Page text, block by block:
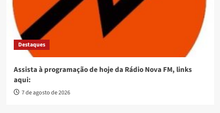
Destaques
Assista à programação de hoje da Rádio Nova FM, links
aqui:
7 de agosto de 2026